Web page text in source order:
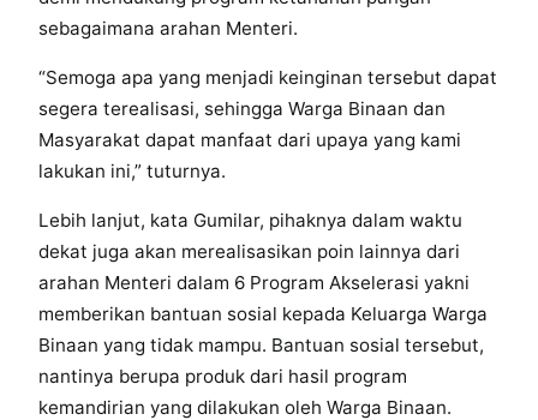
sebagaimana arahan Menteri.
“Semoga apa yang menjadi keinginan tersebut dapat
segera terealisasi, sehingga Warga Binaan dan
Masyarakat dapat manfaat dari upaya yang kami
lakukan ini,” tuturnya.
Lebih lanjut, kata Gumilar, pihaknya dalam waktu
dekat juga akan merealisasikan poin lainnya dari
arahan Menteri dalam 6 Program Akselerasi yakni
memberikan bantuan sosial kepada Keluarga Warga
Binaan yang tidak mampu. Bantuan sosial tersebut,
nantinya berupa produk dari hasil program
kemandirian yang dilakukan oleh Warga Binaan.